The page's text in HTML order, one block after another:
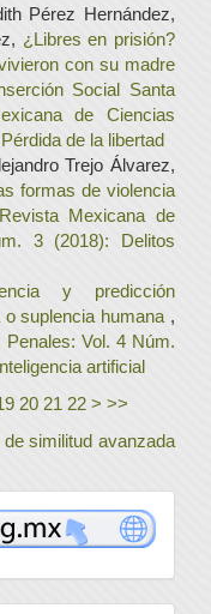
Pérez Hernández,
¿Libres en prisión?
con su madre
Social Santa
de Ciencias
de la libertad
Trejo Álvarez,
formas de violencia
Revista Mexicana de
3 (2018): Delitos
y predicción
suplencia humana ,
Vol. 4 Núm.
artificial
20 21 22 > >>
similitud avanzada